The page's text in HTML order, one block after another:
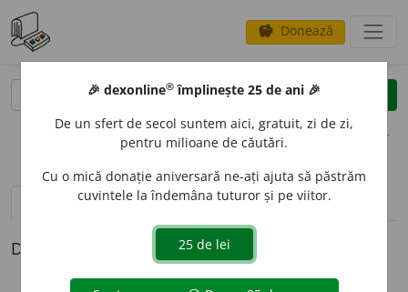
savings Donează
clear
opțiuni
definiții (1)
Definiția cu ID-ul 458217:
🎉 dexonline® împlinește 25 de ani 🎉
De un sfert de secol suntem aici, gratuit, zi de zi,
pentru milioane de căutări.
Cu o mică donație aniversară ne-ați ajuta să păstrăm
cuvintele la îndemâna tuturor și pe viitor.